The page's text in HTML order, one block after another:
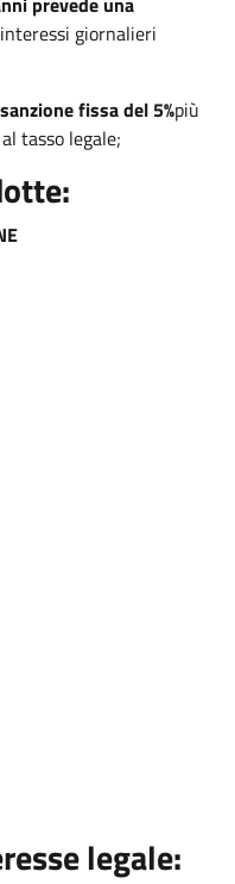
giornalieri
fissa del 5%più
tasso legale;
legale: